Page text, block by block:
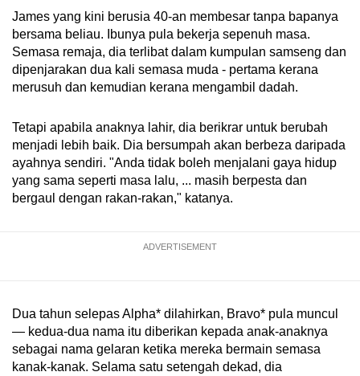
Mini Crossword
Small grid, big challenge
Spot as many words as you can
Show Less
James yang kini berusia 40-an membesar tanpa bapanya
bersama beliau. Ibunya pula bekerja sepenuh masa.
Semasa remaja, dia terlibat dalam kumpulan samseng dan
dipenjarakan dua kali semasa muda - pertama kerana
merusuh dan kemudian kerana mengambil dadah.
Tetapi apabila anaknya lahir, dia berikrar untuk berubah
menjadi lebih baik. Dia bersumpah akan berbeza daripada
ayahnya sendiri. "Anda tidak boleh menjalani gaya hidup
yang sama seperti masa lalu, ... masih berpesta dan
bergaul dengan rakan-rakan," katanya.
ADVERTISEMENT
Dua tahun selepas Alpha* dilahirkan, Bravo* pula muncul
— kedua-dua nama itu diberikan kepada anak-anaknya
sebagai nama gelaran ketika mereka bermain semasa
kanak-kanak. Selama satu setengah dekad, dia